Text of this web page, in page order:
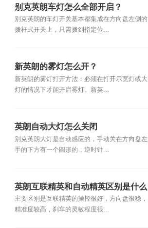
别克英朗车灯怎么全部开启？
别克英朗的车灯开关基本都集成在方向盘左侧的
拨杆式开关上，只需拨到指定位...
新英朗的雾灯怎么开？
新英朗的雾灯打开方法：必须在打开示宽灯或大
灯的情况下才能开启雾灯。新英...
英朗自动大灯怎么关闭
别克英朗大灯是自动感应的，手动关在方向盘左
手的下方有一个圆形的，逆时针...
英朗互联精英和自动精英区别是什么
主要区别是互联精英的操控很好，方向盘很稳，
精准度较高，刹车的灵敏程度很...